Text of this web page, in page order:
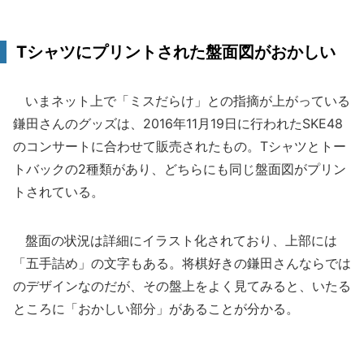
Tシャツにプリントされた盤面図がおかしい
いまネット上で「ミスだらけ」との指摘が上がっている
鎌田さんのグッズは、2016年11月19日に行われたSKE48
のコンサートに合わせて販売されたもの。Tシャツとトー
トバックの2種類があり、どちらにも同じ盤面図がプリン
トされている。
盤面の状況は詳細にイラスト化されており、上部には
「五手詰め」の文字もある。将棋好きの鎌田さんならでは
のデザインなのだが、その盤上をよく見てみると、いたる
ところに「おかしい部分」があることが分かる。